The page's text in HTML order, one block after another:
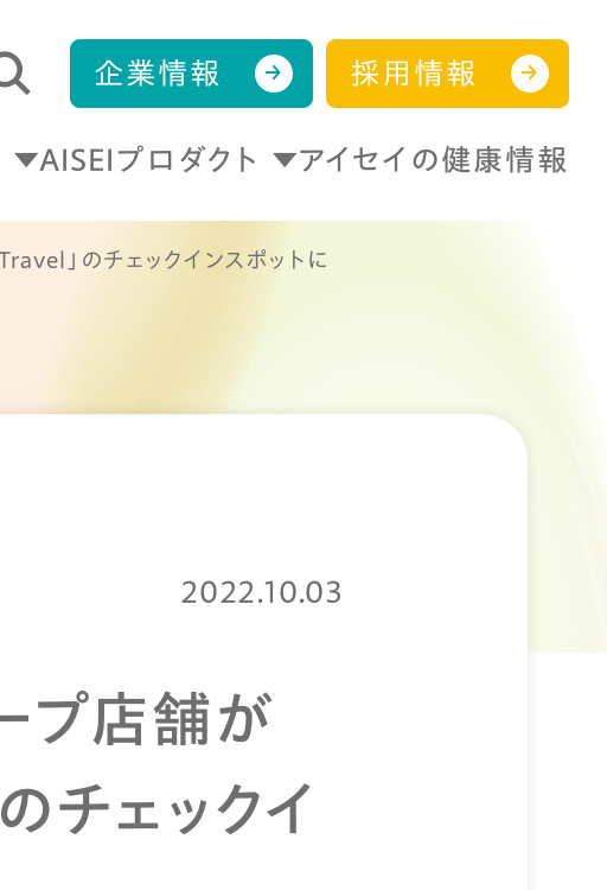
企業情報 採用情報
AISEIプロダクト アイセイの健康情報
」のチェックインスポットに
2022.10.03
プ店舗が
チェックイ